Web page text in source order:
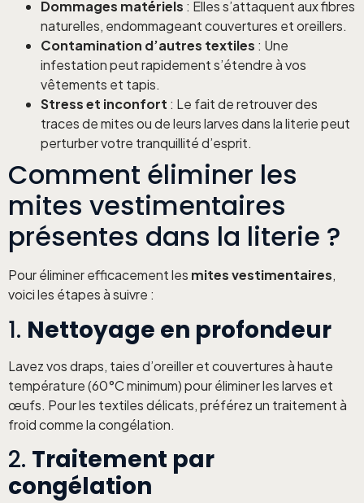
Dommages matériels : Elles s’attaquent aux fibres
naturelles, endommageant couvertures et oreillers.
Contamination d’autres textiles : Une
infestation peut rapidement s’étendre à vos
vêtements et tapis.
Stress et inconfort : Le fait de retrouver des
traces de mites ou de leurs larves dans la literie peut
perturber votre tranquillité d’esprit.
Comment éliminer les
mites vestimentaires
présentes dans la literie ?
Pour éliminer efficacement les mites vestimentaires,
voici les étapes à suivre :
1. Nettoyage en profondeur
Lavez vos draps, taies d’oreiller et couvertures à haute
température (60°C minimum) pour éliminer les larves et
œufs. Pour les textiles délicats, préférez un traitement à
froid comme la congélation.
2. Traitement par
congélation